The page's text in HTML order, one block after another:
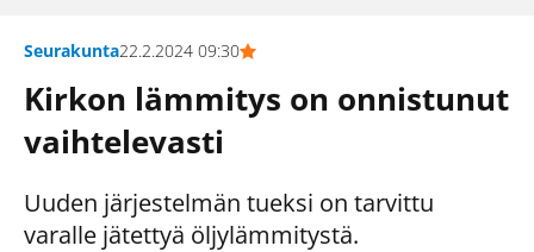
Seurakunta22.2.2024 09:30
Kirkon lämmitys on onnistunut
vaihtelevasti
Uuden järjestelmän tueksi on tarvittu
varalle jätettyä öljylämmitystä.